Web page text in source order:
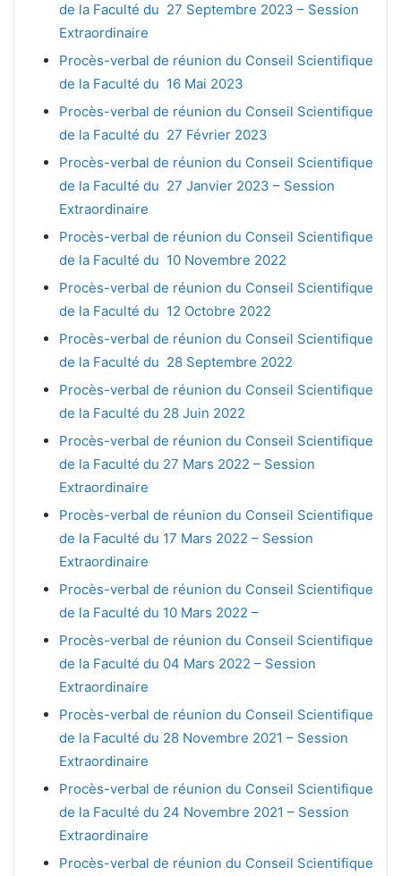
de la Faculté du 27 Septembre 2023 – Session
Extraordinaire
Procès-verbal de réunion du Conseil Scientifique
de la Faculté du 16 Mai 2023
Procès-verbal de réunion du Conseil Scientifique
de la Faculté du 27 Février 2023
Procès-verbal de réunion du Conseil Scientifique
de la Faculté du 27 Janvier 2023 – Session
Extraordinaire
Procès-verbal de réunion du Conseil Scientifique
de la Faculté du 10 Novembre 2022
Procès-verbal de réunion du Conseil Scientifique
de la Faculté du 12 Octobre 2022
Procès-verbal de réunion du Conseil Scientifique
de la Faculté du 28 Septembre 2022
Procès-verbal de réunion du Conseil Scientifique
de la Faculté du 28 Juin 2022
Procès-verbal de réunion du Conseil Scientifique
de la Faculté du 27 Mars 2022 – Session
Extraordinaire
Procès-verbal de réunion du Conseil Scientifique
de la Faculté du 17 Mars 2022 – Session
Extraordinaire
Procès-verbal de réunion du Conseil Scientifique
de la Faculté du 10 Mars 2022 –
Procès-verbal de réunion du Conseil Scientifique
de la Faculté du 04 Mars 2022 – Session
Extraordinaire
Procès-verbal de réunion du Conseil Scientifique
de la Faculté du 28 Novembre 2021 – Session
Extraordinaire
Procès-verbal de réunion du Conseil Scientifique
de la Faculté du 24 Novembre 2021 – Session
Extraordinaire
Procès-verbal de réunion du Conseil Scientifique